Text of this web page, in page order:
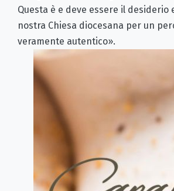
Questa è e deve essere il desiderio
nostra Chiesa diocesana per un
veramente autentico».